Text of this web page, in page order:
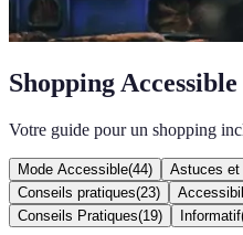
Shopping Accessible
Votre guide pour un shopping
Mode Accessible(44) Astuces et
Conseils pratiques(23)
Conseils Pratiques(19) Informatif